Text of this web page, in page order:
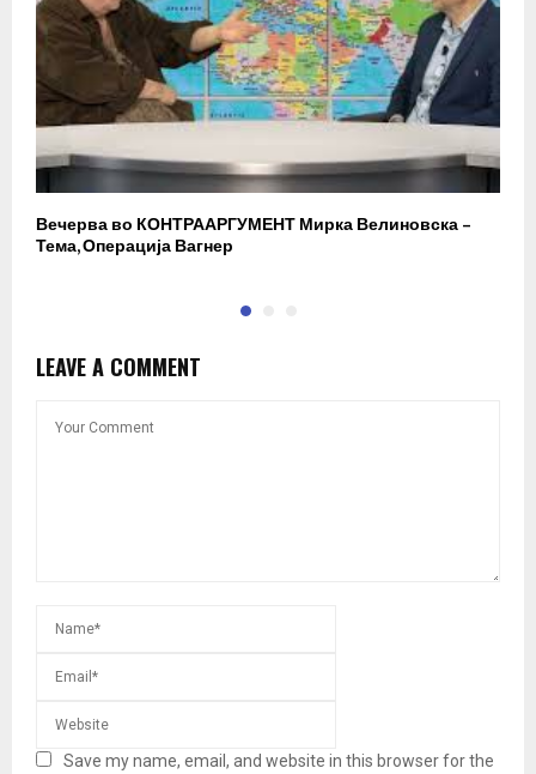
Вечерва во КОНТРААРГУМЕНТ Мирка Велиновска –
Тема, Операција Вагнер
LEAVE A COMMENT
Save my name, email, and website in this browser for the